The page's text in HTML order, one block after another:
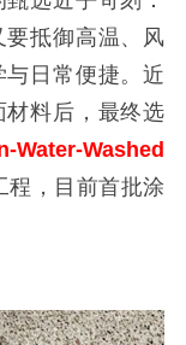
要抵御高温、风
日常便捷。近
材料后，最终选
Water-Washed
程，目前首批涂